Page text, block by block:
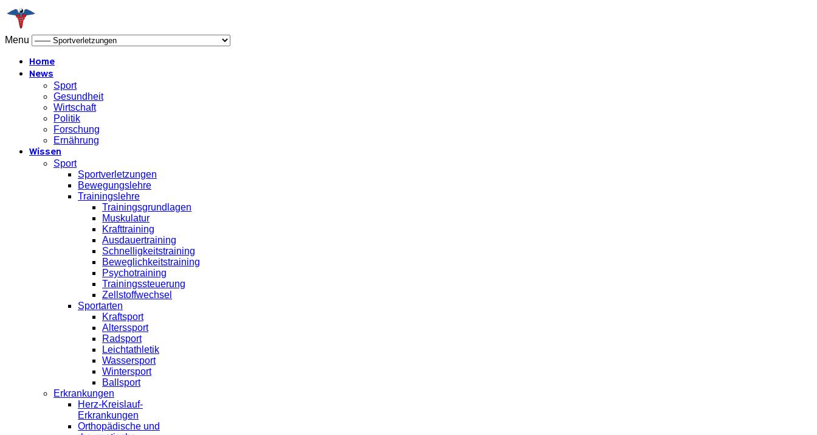
Menu
Home
News
Sport
Gesundheit
Wirtschaft
Politik
Forschung
Ernährung
Wissen
Sport
Sportverletzungen
Bewegungslehre
Trainingslehre
Trainingsgrundlagen
Muskulatur
Krafttraining
Ausdauertraining
Schnelligkeitstraining
Beweglichkeitstraining
Psychotraining
Trainingssteuerung
Zellstoffwechsel
Sportarten
Kraftsport
Alterssport
Radsport
Leichtathletik
Wassersport
Wintersport
Ballsport
Erkrankungen
Herz-Kreislauf-
Erkrankungen
Orthopädische und